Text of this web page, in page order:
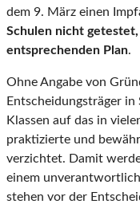
dem 9. März einen
Schulen nicht
entsprechenden Plan.
Ohne Angabe von
Entscheidungsträger
Klassen auf das in
praktizierte und
verzichtet. Damit
einem
stehen vor der